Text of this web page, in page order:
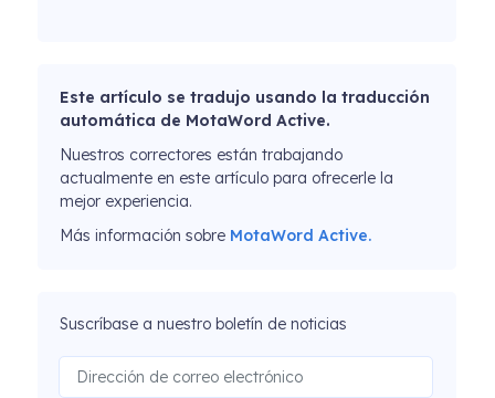
Este artículo se tradujo usando la traducción
automática de MotaWord Active.
Nuestros correctores están trabajando
actualmente en este artículo para ofrecerle la
mejor experiencia.
Más información sobre MotaWord Active.
Suscríbase a nuestro boletín de noticias